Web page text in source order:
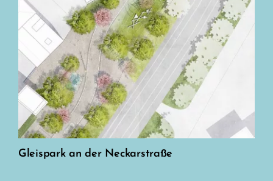
Gleispark an der Neckarstraße